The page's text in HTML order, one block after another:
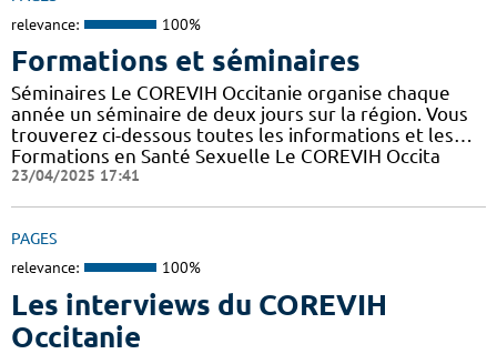
relevance: 100%
Formations et séminaires
Séminaires Le COREVIH Occitanie organise chaque
année un séminaire de deux jours sur la région. Vous
trouverez ci-dessous toutes les informations et les…
Formations en Santé Sexuelle Le COREVIH Occita
23/04/2025 17:41
PAGES
relevance: 100%
Les interviews du COREVIH
Occitanie